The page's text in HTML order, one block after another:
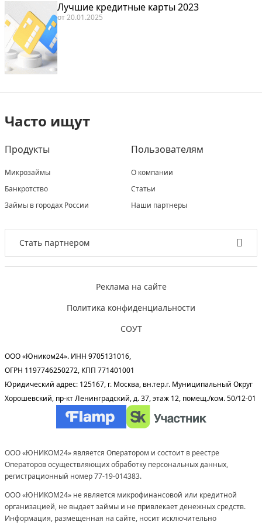
Лучшие кредитные карты 2023
от20.01.2025
Часто ищут
Продукты
Микрозаймы
Банкротство
Займы в городах России
Пользователям
О компании
Статьи
Наши партнеры
Стать партнером
Реклама на сайте
Политика конфиденциальности
СОУТ
ООО «Юником24». ИНН 9705131016,
ОГРН 1197746250272, КПП 771401001
Юридический адрес: 125167, г. Москва, вн.тер.г. Муниципальный Округ
Хорошевский, пр-кт Ленинградский, д. 37, этаж 12, помещ./ком. 50/12-01
ООО «ЮНИКОМ24» является Оператором и состоит в реестре
Операторов осуществляющих обработку персональных данных,
регистрационный номер 77-19-014383.
ООО «ЮНИКОМ24» не является микрофинансовой или кредитной
организацией, не выдает займы и не привлекает денежных средств.
Информация, размещенная на сайте, носит исключительно